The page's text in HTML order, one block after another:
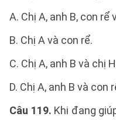
A. Chị A, anh B, con rể
B. Chị A và con rể.
C. Chị A, anh B và chị
D. Chị A, anh B và con
Câu 119. Khi đang